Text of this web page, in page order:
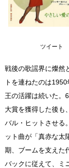
ツイート
戦後の歌謡界に燦然
トを連ねたのは
王の活躍は続いた。
大賞を獲得した後も
バル・ヒットさせる
ット曲が「真赤な太
期、ブームを支えた
バックに従えて、ミ